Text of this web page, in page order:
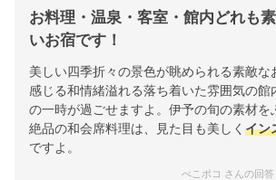
お料理・温泉・客室・館内どれも
いお宿です！
美しい四季折々の景色が眺められる素敵な
感じる和情緒溢れる落ち着いた雰囲気の館
の一時が過ごせますよ。伊予の旬の素材を
絶品の和会席料理は、見た目も美しく イン
ですよ。
ぺこポコ さんの回答